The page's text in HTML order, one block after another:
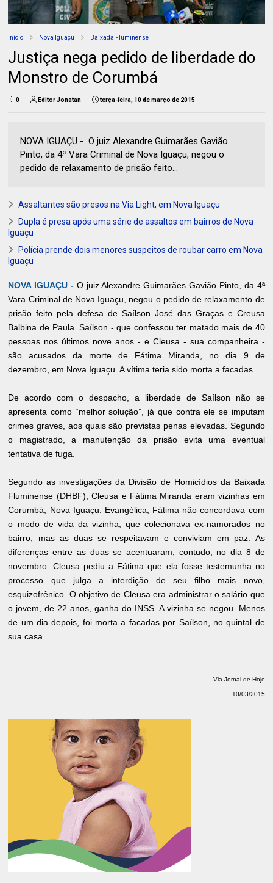
Início Nova Iguaçu Baixada Fluminense
Justiça nega pedido de liberdade do
Monstro de Corumbá
0 Editor Jonatan terça-feira, 10 de março de 2015
NOVA IGUAÇU - O juiz Alexandre Guimarães Gavião
Pinto, da 4ª Vara Criminal de Nova Iguaçu, negou o
pedido de relaxamento de prisão feito...
Assaltantes são presos na Via Light, em Nova Iguaçu
Dupla é presa após uma série de assaltos em bairros de Nova
Iguaçu
Polícia prende dois menores suspeitos de roubar carro em Nova
Iguaçu
NOVA IGUAÇU - O juiz Alexandre Guimarães Gavião Pinto, da 4ª
Vara Criminal de Nova Iguaçu, negou o pedido de relaxamento de
prisão feito pela defesa de Saílson José das Graças e Creusa
Balbina de Paula. Saílson - que confessou ter matado mais de 40
pessoas nos últimos nove anos - e Cleusa - sua companheira -
são acusados da morte de Fátima Miranda, no dia 9 de
dezembro, em Nova Iguaçu. A vítima teria sido morta a facadas.
De acordo com o despacho, a liberdade de Saílson não se
apresenta como “melhor solução”, já que contra ele se imputam
crimes graves, aos quais são previstas penas elevadas. Segundo
o magistrado, a manutenção da prisão evita uma eventual
tentativa de fuga.
Segundo as investigações da Divisão de Homicídios da Baixada
Fluminense (DHBF), Cleusa e Fátima Miranda eram vizinhas em
Corumbá, Nova Iguaçu. Evangélica, Fátima não concordava com
o modo de vida da vizinha, que colecionava ex-namorados no
bairro, mas as duas se respeitavam e conviviam em paz. As
diferenças entre as duas se acentuaram, contudo, no dia 8 de
novembro: Cleusa pediu a Fátima que ela fosse testemunha no
processo que julga a interdição de seu filho mais novo,
esquizofrênico. O objetivo de Cleusa era administrar o salário que
o jovem, de 22 anos, ganha do INSS. A vizinha se negou. Menos
de um dia depois, foi morta a facadas por Saílson, no quintal de
sua casa.
Via Jornal de Hoje
10/03/2015